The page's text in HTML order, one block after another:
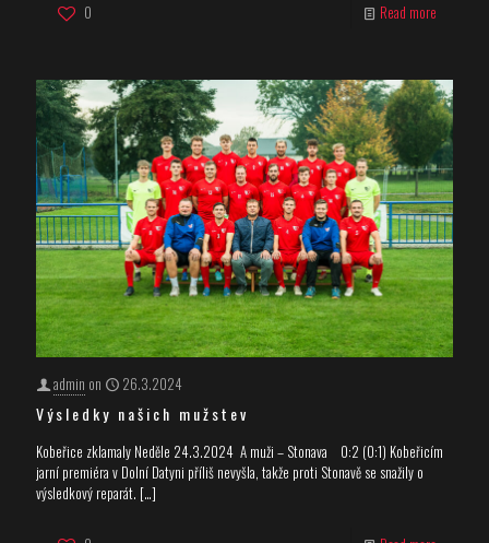
0 Read more
admin on 26.3.2024
Výsledky našich mužstev
Kobeřice zklamaly Neděle 24.3.2024 A muži – Stonava 0:2 (0:1) Kobeřicím
jarní premiéra v Dolní Datyni příliš nevyšla, takže proti Stonavě se snažily o
výsledkový reparát. […]